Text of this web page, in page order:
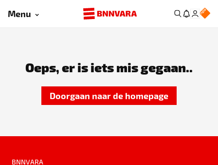
Menu
Oeps, er is iets mis gegaan..
Doorgaan naar de homepage
BNNVARA